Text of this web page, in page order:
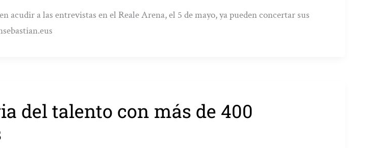
acudir a las entrevistas en el Reale Arena, el 5 de mayo, ya pueden concertar sus
del talento con más de 400